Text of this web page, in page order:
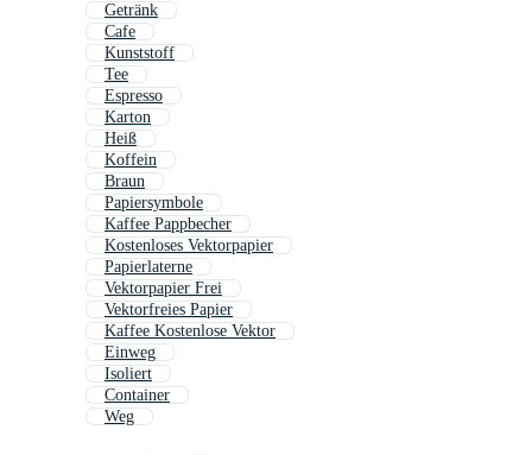
Getränk
Cafe
Kunststoff
Tee
Espresso
Karton
Heiß
Koffein
Braun
Papiersymbole
Kaffee Pappbecher
Kostenloses Vektorpapier
Papierlaterne
Vektorpapier Frei
Vektorfreies Papier
Kaffee Kostenlose Vektor
Einweg
Isoliert
Container
Weg